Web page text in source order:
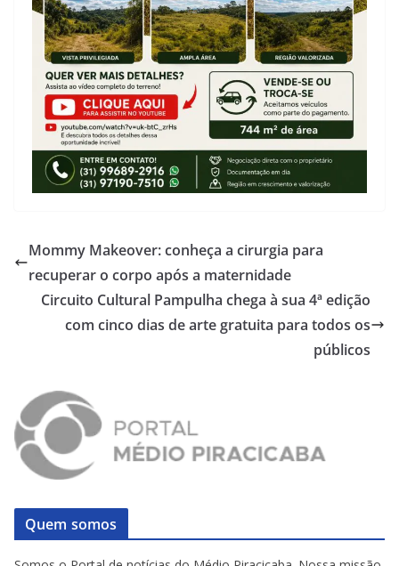
Mommy Makeover: conheça a cirurgia para
recuperar o corpo após a maternidade
Circuito Cultural Pampulha chega à sua 4ª edição
com cinco dias de arte gratuita para todos os
públicos
Quem somos